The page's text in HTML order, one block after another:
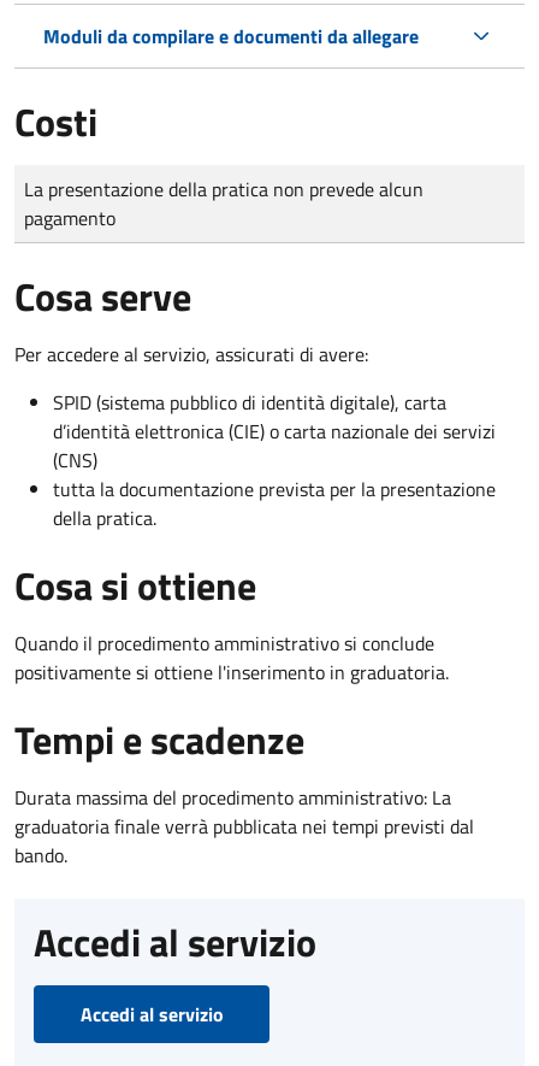
Moduli da compilare e documenti da allegare
Costi
Tipo di pagamento
Importo
La presentazione della pratica non prevede alcun
pagamento
Cosa serve
Per accedere al servizio, assicurati di avere:
SPID (sistema pubblico di identità digitale), carta
d’identità elettronica (CIE) o carta nazionale dei servizi
(CNS)
tutta la documentazione prevista per la presentazione
della pratica.
Cosa si ottiene
Quando il procedimento amministrativo si conclude
positivamente si ottiene l'inserimento in graduatoria.
Tempi e scadenze
Durata massima del procedimento amministrativo: La
graduatoria finale verrà pubblicata nei tempi previsti dal
bando.
Accedi al servizio
Accedi al servizio